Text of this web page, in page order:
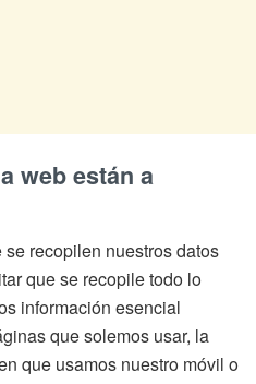
web están a
recopilen nuestros datos
que se recopile todo lo
información esencial
que solemos usar, la
que usamos nuestro móvil o